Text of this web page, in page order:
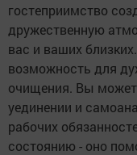
гостеприимство
дружественную
вас и ваших
возможность для
очищения. Вы
уединении и
рабочих
состоянию - оно